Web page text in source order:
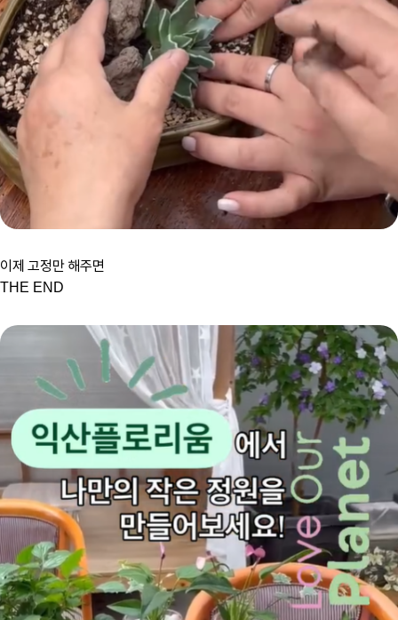
이제 고정만 해주면
THE END